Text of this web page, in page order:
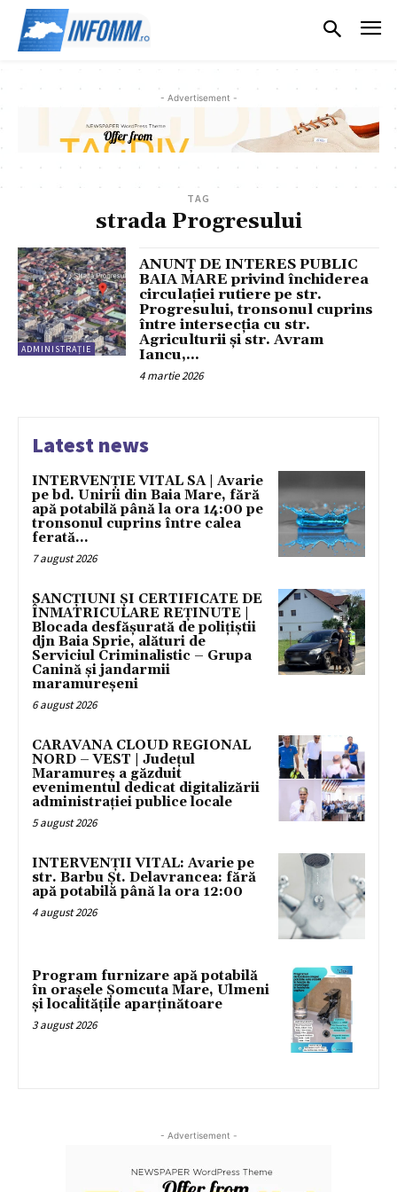
- Advertisement -
TAG
strada Progresului
ADMINISTRAȚIE
ANUNȚ DE INTERES PUBLIC
BAIA MARE privind închiderea
circulației rutiere pe str.
Progresului, tronsonul cuprins
între intersecția cu str.
Agriculturii și str. Avram
Iancu,...
4 martie 2026
Latest news
INTERVENȚIE VITAL SA | Avarie
pe bd. Unirii din Baia Mare, fără
apă potabilă până la ora 14:00 pe
tronsonul cuprins între calea
ferată...
7 august 2026
SANCȚIUNI ȘI CERTIFICATE DE
ÎNMATRICULARE REȚINUTE |
Blocada desfășurată de polițiștii
djn Baia Sprie, alături de
Serviciul Criminalistic – Grupa
Canină și jandarmii
maramureșeni
6 august 2026
CARAVANA CLOUD REGIONAL
NORD – VEST | Județul
Maramureș a găzduit
evenimentul dedicat digitalizării
administrației publice locale
5 august 2026
INTERVENȚII VITAL: Avarie pe
str. Barbu Șt. Delavrancea: fără
apă potabilă până la ora 12:00
4 august 2026
Program furnizare apă potabilă
în orașele Șomcuta Mare, Ulmeni
și localitățile aparținătoare
3 august 2026
- Advertisement -